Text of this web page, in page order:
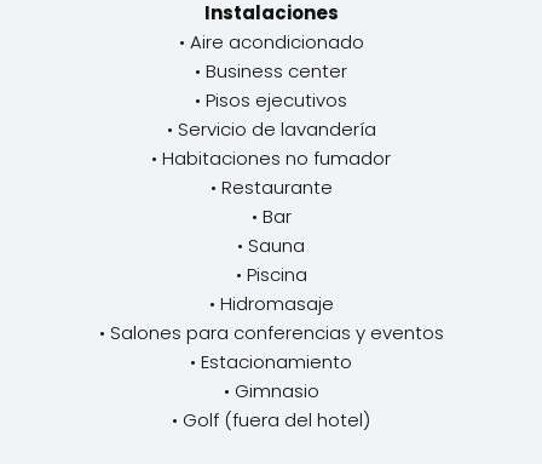
Instalaciones
• Aire acondicionado
• Business center
• Pisos ejecutivos
• Servicio de lavandería
• Habitaciones no fumador
• Restaurante
• Bar
• Sauna
• Piscina
• Hidromasaje
• Salones para conferencias y eventos
• Estacionamiento
• Gimnasio
• Golf (fuera del hotel)